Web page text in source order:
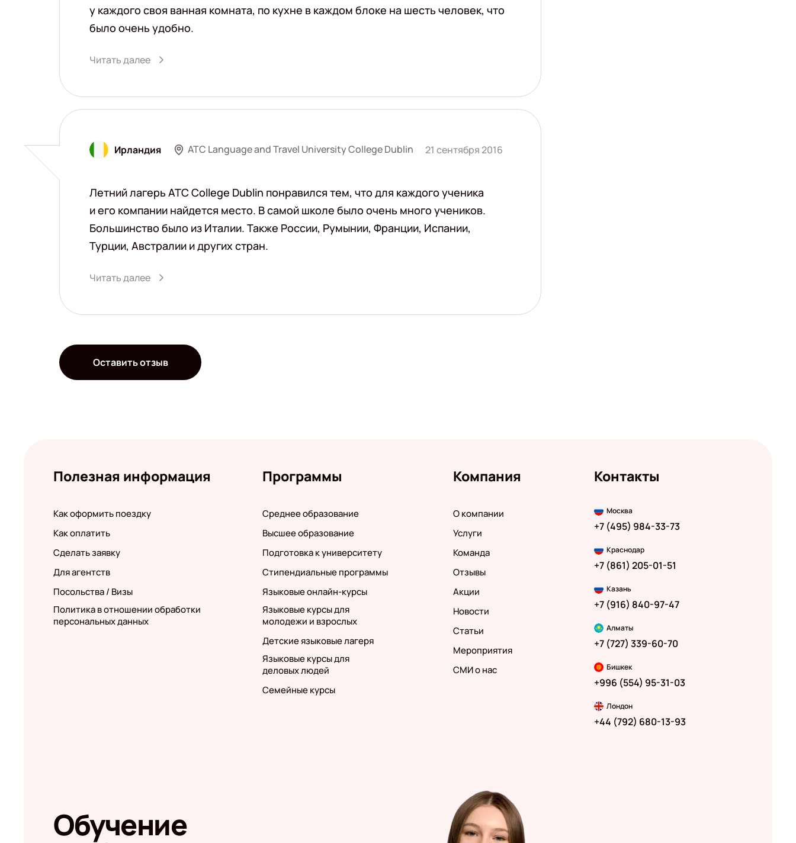
у каждого своя ванная комната, по кухне в каждом блоке на шесть человек, что
было очень удобно.
Читать далее
Ирландия ATC Language and Travel University College Dublin 21 сентября 2016
Летний лагерь ATC College Dublin понравился тем, что для каждого ученика
и его компании найдется место. В самой школе было очень много учеников.
Большинство было из Италии. Также России, Румынии, Франции, Испании,
Турции, Австралии и других стран.
Читать далее
Оставить отзыв
Полезная информация
Как оформить поездку
Как оплатить
Сделать заявку
Для агентств
Посольства / Визы
Политика в отношении обработки
персональных данных
Программы
Среднее образование
Высшее образование
Подготовка к университету
Стипендиальные программы
Языковые онлайн-курсы
Языковые курсы для
молодежи и взрослых
Детские языковые лагеря
Языковые курсы для
деловых людей
Семейные курсы
Компания
О компании
Услуги
Команда
Отзывы
Акции
Новости
Статьи
Мероприятия
СМИ о нас
Контакты
Москва
+7 (495) 984-33-73
Краснодар
+7 (861) 205-01-51
Казань
+7 (916) 840-97-47
Алматы
+7 (727) 339-60-70
Бишкек
+996 (554) 95-31-03
Лондон
+44 (792) 680-13-93
Обучение